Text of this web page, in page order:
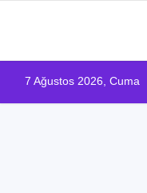
7 Ağustos 2026, Cuma